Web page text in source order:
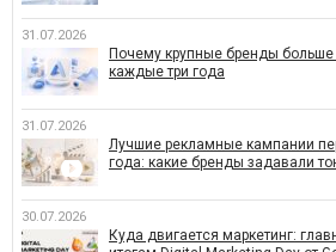
31.07.2026
Почему крупные бренды
каждые три года
31.07.2026
Лучшие рекламные кампании
года: какие бренды задавали
30.07.2026
Куда двигается маркетинг: